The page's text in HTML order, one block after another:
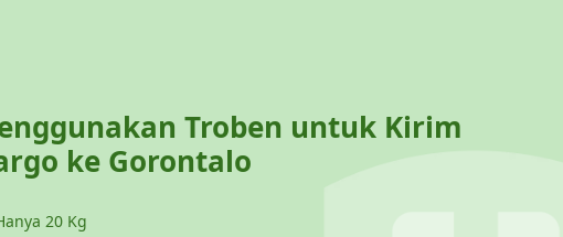
Troben untuk Kirim
ke Gorontalo
20 Kg